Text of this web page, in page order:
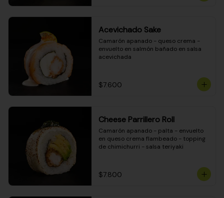
Acevichado Sake
Camarón apanado - queso crema -
envuelto en salmón bañado en salsa
acevichada
$7.600
Cheese Parrillero Roll
Camarón apanado - palta - envuelto
en queso crema flambeado - topping
de chimichurri - salsa teriyaki
$7.800